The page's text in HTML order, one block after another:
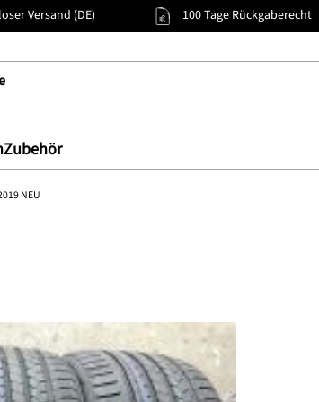
Versand (DE) 100 Tage Rückgaberecht
Zubehör
NEU